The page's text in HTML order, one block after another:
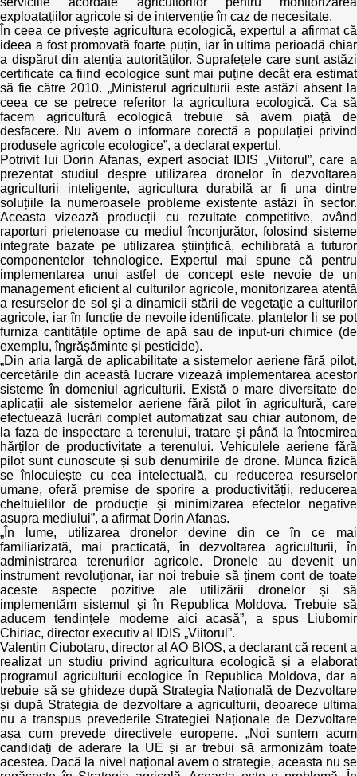
exploatațiilor agricole și de intervenție în caz de necesitate.
În ceea ce privește agricultura ecologică, expertul a afirmat că
ideea a fost promovată foarte puțin, iar în ultima perioadă chiar
a dispărut din atenția autorităților. Suprafețele care sunt astăzi
certificate ca fiind ecologice sunt mai puține decât era estimat
să fie către 2010. „Ministerul agriculturii este astăzi absent la
ceea ce se petrece referitor la agricultura ecologică. Ca să
facem agricultură ecologică trebuie să avem piață de
desfacere. Nu avem o informare corectă a populației privind
produsele agricole ecologice”, a declarat expertul.
Potrivit lui Dorin Afanas, expert asociat IDIS „Viitorul”, care a
prezentat studiul despre utilizarea dronelor în dezvoltarea
agriculturii inteligente, agricultura durabilă ar fi una dintre
soluțiile la numeroasele probleme existente astăzi în sector.
Aceasta vizează producții cu rezultate competitive, având
raporturi prietenoase cu mediul înconjurător, folosind sisteme
integrate bazate pe utilizarea științifică, echilibrată a tuturor
componentelor tehnologice. Expertul mai spune că pentru
implementarea unui astfel de concept este nevoie de un
management eficient al culturilor agricole, monitorizarea atentă
a resurselor de sol și a dinamicii stării de vegetație a culturilor
agricole, iar în funcție de nevoile identificate, plantelor li se pot
furniza cantitățile optime de apă sau de input-uri chimice (de
exemplu, îngrășăminte și pesticide).
„Din aria largă de aplicabilitate a sistemelor aeriene fără pilot,
cercetările din această lucrare vizează implementarea acestor
sisteme în domeniul agriculturii. Există o mare diversitate de
aplicații ale sistemelor aeriene fără pilot în agricultură, care
efectuează lucrări complet automatizat sau chiar autonom, de
la faza de inspectare a terenului, tratare și până la întocmirea
hărților de productivitate a terenului. Vehiculele aeriene fără
pilot sunt cunoscute și sub denumirile de drone. Munca fizică
se înlocuiește cu cea intelectuală, cu reducerea resurselor
umane, oferă premise de sporire a productivității, reducerea
cheltuielilor de producție și minimizarea efectelor negative
asupra mediului”, a afirmat Dorin Afanas.
„În lume, utilizarea dronelor devine din ce în ce mai
familiarizată, mai practicată, în dezvoltarea agriculturii, în
administrarea terenurilor agricole. Dronele au devenit un
instrument revoluționar, iar noi trebuie să ținem cont de toate
aceste aspecte pozitive ale utilizării dronelor și să
implementăm sistemul și în Republica Moldova. Trebuie să
aducem tendințele moderne aici acasă”, a spus Liubomir
Chiriac, director executiv al IDIS „Viitorul”.
Valentin Ciubotaru, director al AO BIOS, a declarant că recent a
realizat un studiu privind agricultura ecologică și a elaborat
programul agriculturii ecologice în Republica Moldova, dar a
trebuie să se ghideze după Strategia Națională de Dezvoltare
și după Strategia de dezvoltare a agriculturii, deoarece ultima
nu a transpus prevederile Strategiei Naționale de Dezvoltare
așa cum prevede directivele europene. „Noi suntem acum
candidați de aderare la UE și ar trebui să armonizăm toate
acestea. Dacă la nivel național avem o strategie, aceasta nu se